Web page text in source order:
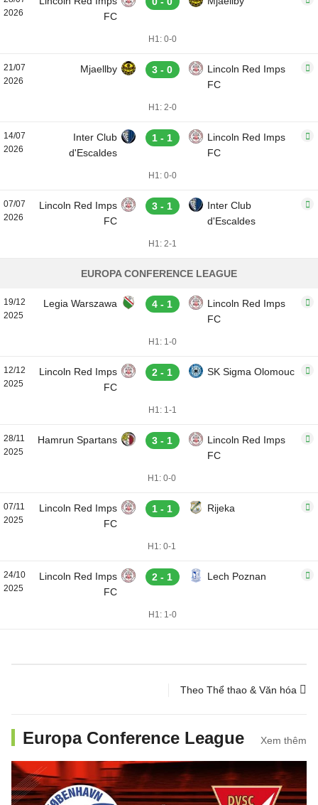
2026
FC
H1: 0-0
21/07
2026
Mjaellby 3 - 0
Lincoln Red Imps
FC
H1: 2-0
14/07
2026
Inter Club
d'Escaldes
1 - 1
Lincoln Red Imps
FC
H1: 0-0
07/07
2026
Lincoln Red Imps
FC
3 - 1
Inter Club
d'Escaldes
H1: 2-1
EUROPA CONFERENCE LEAGUE
19/12
2025
Legia Warszawa 4 - 1
Lincoln Red Imps
FC
H1: 1-0
12/12
2025
Lincoln Red Imps
FC
2 - 1 SK Sigma Olomouc
H1: 1-1
28/11
2025
Hamrun Spartans 3 - 1
Lincoln Red Imps
FC
H1: 0-0
07/11
2025
Lincoln Red Imps
FC
1 - 1 Rijeka
H1: 0-1
24/10
2025
Lincoln Red Imps
FC
2 - 1 Lech Poznan
H1: 1-0
Theo Thể thao & Văn hóa
Europa Conference League Xem thêm